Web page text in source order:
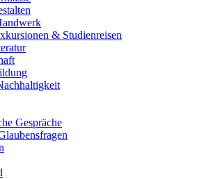
& Studienreisen
Gespräche